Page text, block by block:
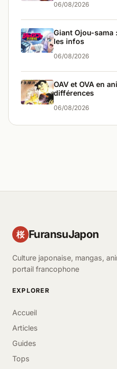
06/08/2026
Giant Ojou-sama
les infos
06/08/2026
OAV et OVA en
différences
06/08/2026
桜 FuransuJapon
Culture japonaise, mangas,
portail francophone
EXPLORER
Accueil
Articles
Guides
Tops